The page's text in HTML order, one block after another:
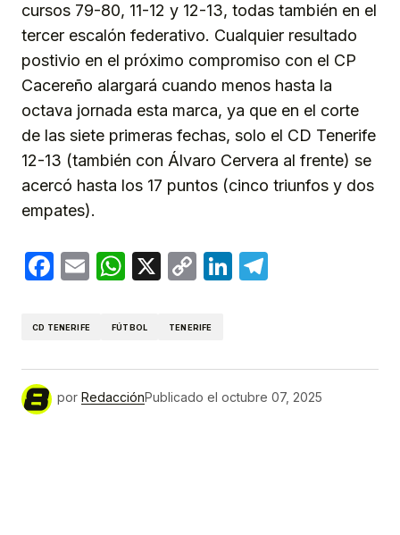
cursos 79-80, 11-12 y 12-13, todas también en el
tercer escalón federativo. Cualquier resultado
postivio en el próximo compromiso con el CP
Cacereño alargará cuando menos hasta la
octava jornada esta marca, ya que en el corte
de las siete primeras fechas, solo el CD Tenerife
12-13 (también con Álvaro Cervera al frente) se
acercó hasta los 17 puntos (cinco triunfos y dos
empates).
Facebook
EmailWhatsApp
X
CopyLinkedIn
CD TENERIFE FÚTBOL TENERIFE
por RedacciónPublicado el octubre 07, 2025